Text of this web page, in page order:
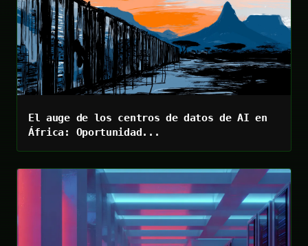
El auge de los centros de datos de AI en
África: Oportunidad...